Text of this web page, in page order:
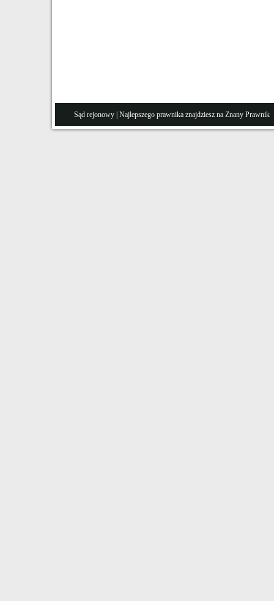
Sąd rejonowy | Najlepszego prawnika znajdziesz na Znany Prawnik